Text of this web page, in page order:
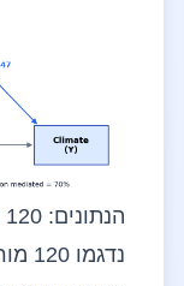
הנתונים: 120 מורות